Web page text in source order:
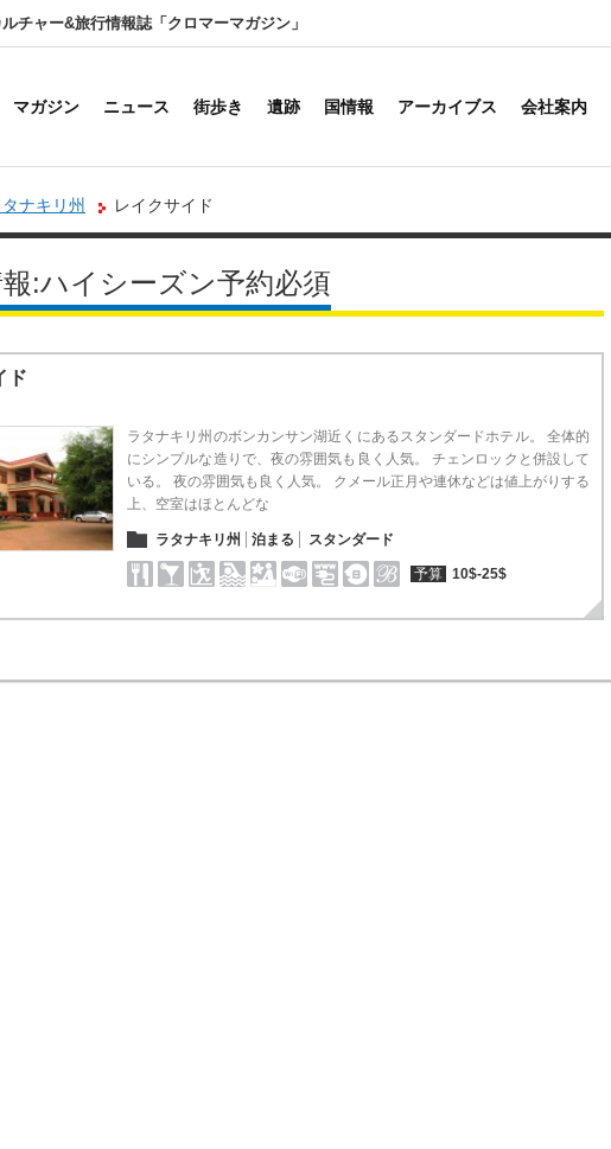
チャー&旅行情報誌「クロマーマガジン」
マガジン ニュース 街歩き 遺跡 国情報 アーカイブス 会社案内
ナキリ州 レイクサイド
:ハイシーズン予約必須
ド
ラタナキリ州のボンカンサン湖近くにあるスタンダードホテル。 全体的
にシンプルな造りで、夜の雰囲気も良く人気。 チェンロックと併設して
いる。 夜の雰囲気も良く人気。 クメール正月や連休などは値上がりする
上、空室はほとんどな
ラタナキリ州 泊まる スタンダード
予算 10$-25$